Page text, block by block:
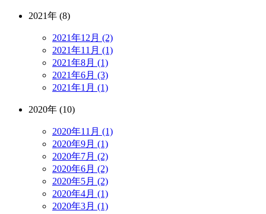
2021年 (8)
2021年12月 (2)
2021年11月 (1)
2021年8月 (1)
2021年6月 (3)
2021年1月 (1)
2020年 (10)
2020年11月 (1)
2020年9月 (1)
2020年7月 (2)
2020年6月 (2)
2020年5月 (2)
2020年4月 (1)
2020年3月 (1)